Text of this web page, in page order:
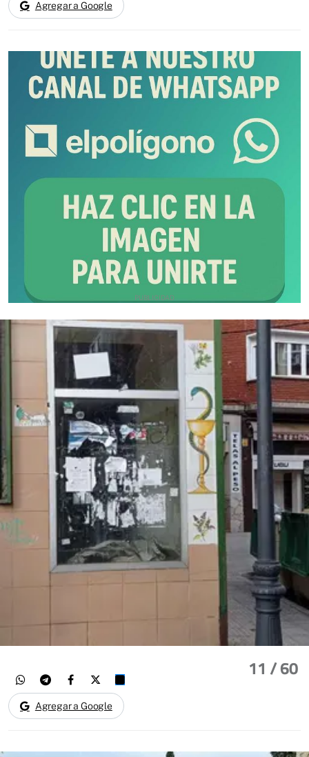
Agregar a Google
11 / 60
Agregar a Google